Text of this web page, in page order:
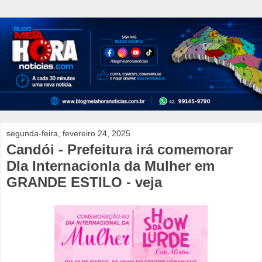
segunda-feira, fevereiro 24, 2025
Candói - Prefeitura irá comemorar
DIa Internacionla da Mulher em
GRANDE ESTILO - veja